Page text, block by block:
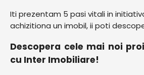
Iti prezentam 5 pasi vitali in
achizitiona un imobil, ii poti
Descopera cele mai noi
cu Inter Imobiliare!